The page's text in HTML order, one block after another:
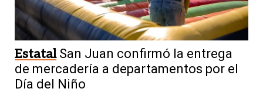
Estatal San Juan confirmó la entrega
de mercadería a departamentos por el
Día del Niño